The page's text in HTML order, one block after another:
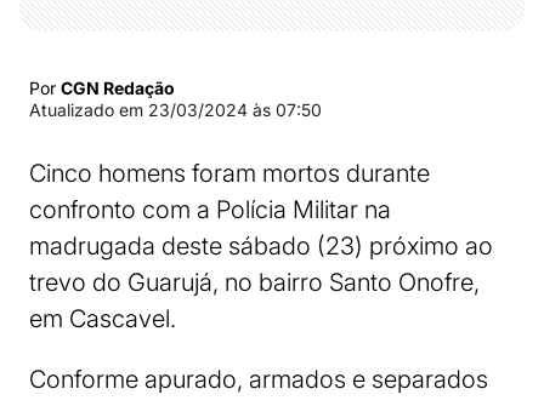
Por CGN Redação
Atualizado em 23/03/2024 às 07:50
Cinco homens foram mortos durante
confronto com a Polícia Militar na
madrugada deste sábado (23) próximo ao
trevo do Guarujá, no bairro Santo Onofre,
em Cascavel.
Conforme apurado, armados e separados